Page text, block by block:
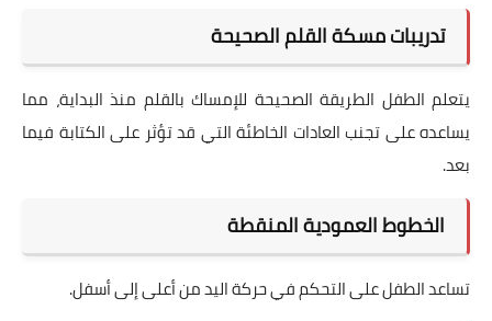
تدريبات مسكة القلم الصحيحة
يتعلم الطفل الطريقة الصحيحة للإمساك بالقلم منذ البداية، مما
يساعده على تجنب العادات الخاطئة التي قد تؤثر على الكتابة فيما
بعد.
الخطوط العمودية المنقطة
تساعد الطفل على التحكم في حركة اليد من أعلى إلى أسفل.